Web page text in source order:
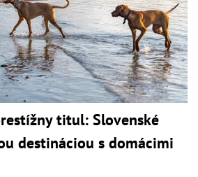
titul: Slovenské
destináciou s domácimi